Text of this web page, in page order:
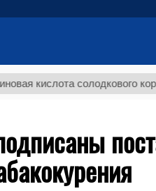
солодкового корня